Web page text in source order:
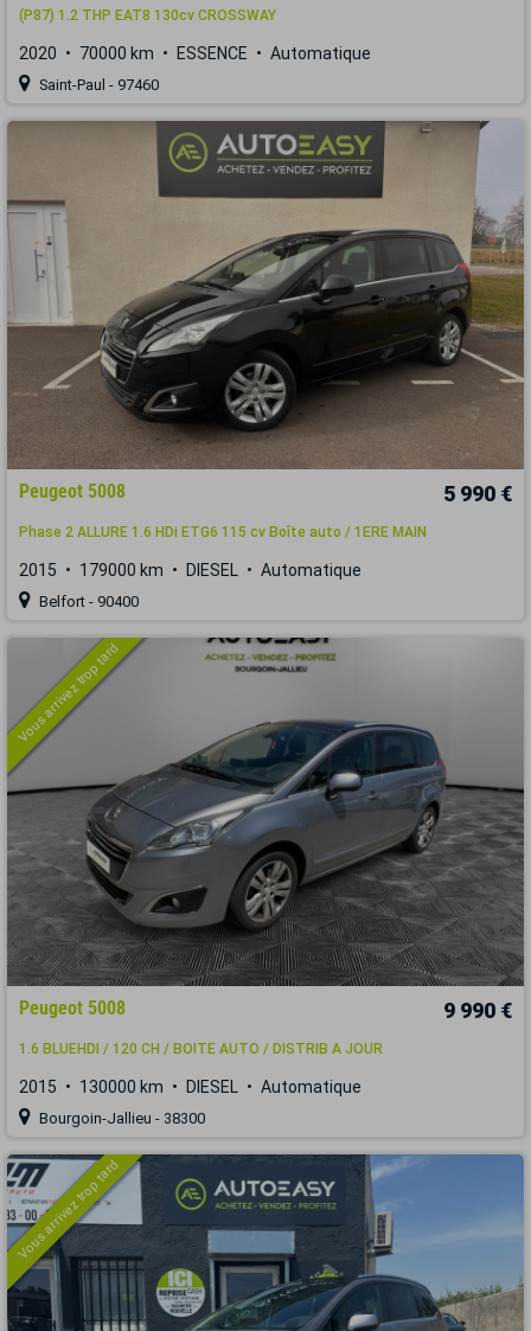
(P87) 1.2 THP EAT8 130cv CROSSWAY
2020 70000 km ESSENCE Automatique
Saint-Paul - 97460
Peugeot 5008 5 990 €
Phase 2 ALLURE 1.6 HDi ETG6 115 cv Boîte auto / 1ERE MAIN
2015 179000 km DIESEL Automatique
Belfort - 90400
Vous arrivez trop tard
Peugeot 5008 9 990 €
1.6 BLUEHDI / 120 CH / BOITE AUTO / DISTRIB A JOUR
2015 130000 km DIESEL Automatique
Bourgoin-Jallieu - 38300
Vous arrivez trop tard